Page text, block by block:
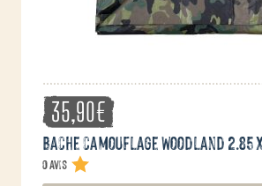
35,90€
Bache camouflage Woodland 2.85
0 avis